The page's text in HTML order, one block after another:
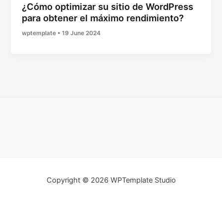
¿Cómo optimizar su sitio de WordPress
para obtener el máximo rendimiento?
wptemplate •19 June 2024
Copyright © 2026 WPTemplate Studio